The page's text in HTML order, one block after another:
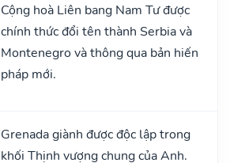
Cộng hoà Liên bang Nam Tư được
chính thức đổi tên thành Serbia và
Montenegro và thông qua bản hiến
pháp mới.
Grenada giành được độc lập trong
khối Thịnh vượng chung của Anh.